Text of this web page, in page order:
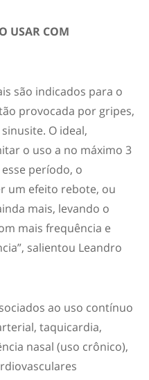
USAR COM
são indicados para o
provocada por gripes,
O ideal,
o uso a no máximo 3
período, o
um efeito rebote, ou
mais, levando o
mais frequência e
salientou Leandro
ao uso contínuo
taquicardia,
nasal (uso crônico),